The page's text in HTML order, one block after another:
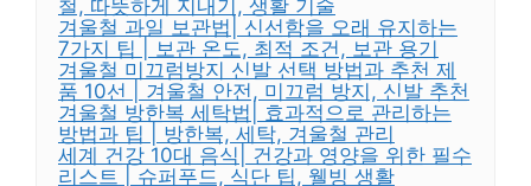
철, 따뜻하게 지내기, 생활 기술
겨울철 과일 보관법| 신선함을 오래 유지하는
7가지 팁 | 보관 온도, 최적 조건, 보관 용기
겨울철 미끄럼방지 신발 선택 방법과 추천 제
품 10선 | 겨울철 안전, 미끄럼 방지, 신발 추천
겨울철 방한복 세탁법| 효과적으로 관리하는
방법과 팁 | 방한복, 세탁, 겨울철 관리
세계 건강 10대 음식| 건강과 영양을 위한 필수
리스트 | 슈퍼푸드, 식단 팁, 웰빙 생활